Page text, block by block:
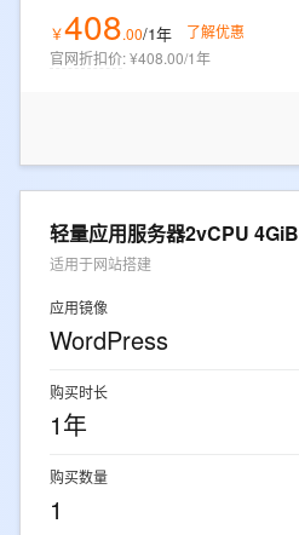
￥408.00/1年
了解优惠
官网折扣价:¥408.00/1年
轻量应用服务器2vCPU 4GiB
适用于网站搭建
应用镜像
WordPress
购买时长
1年
购买数量
1